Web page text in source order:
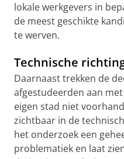
lokale werkgevers in
de meest geschikte
te werven.
Technische
Daarnaast trekken de
afgestudeerden aan
eigen stad niet
zichtbaar in de
het onderzoek een
problematiek en laat